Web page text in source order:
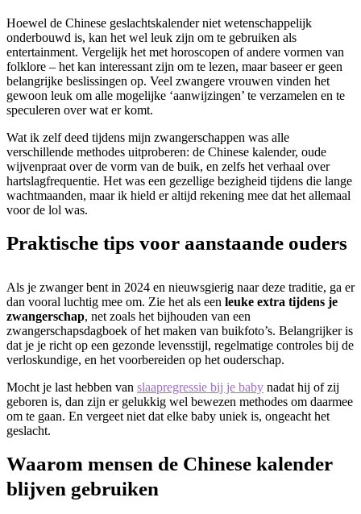
Hoewel de Chinese geslachtskalender niet wetenschappelijk
onderbouwd is, kan het wel leuk zijn om te gebruiken als
entertainment. Vergelijk het met horoscopen of andere vormen van
folklore – het kan interessant zijn om te lezen, maar baseer er geen
belangrijke beslissingen op. Veel zwangere vrouwen vinden het
gewoon leuk om alle mogelijke ‘aanwijzingen’ te verzamelen en te
speculeren over wat er komt.
Wat ik zelf deed tijdens mijn zwangerschappen was alle
verschillende methodes uitproberen: de Chinese kalender, oude
wijvenpraat over de vorm van de buik, en zelfs het verhaal over
hartslagfrequentie. Het was een gezellige bezigheid tijdens die lange
wachtmaanden, maar ik hield er altijd rekening mee dat het allemaal
voor de lol was.
Praktische tips voor aanstaande ouders
Als je zwanger bent in 2024 en nieuwsgierig naar deze traditie, ga er
dan vooral luchtig mee om. Zie het als een leuke extra tijdens je
zwangerschap, net zoals het bijhouden van een
zwangerschapsdagboek of het maken van buikfoto’s. Belangrijker is
dat je je richt op een gezonde levensstijl, regelmatige controles bij de
verloskundige, en het voorbereiden op het ouderschap.
Mocht je last hebben van slaapregressie bij je baby nadat hij of zij
geboren is, dan zijn er gelukkig wel bewezen methodes om daarmee
om te gaan. En vergeet niet dat elke baby uniek is, ongeacht het
geslacht.
Waarom mensen de Chinese kalender
blijven gebruiken